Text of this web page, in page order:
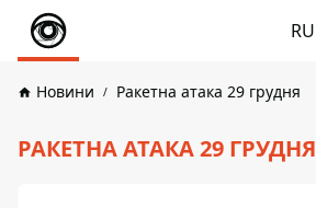
RU
Новини Ракетна атака 29 грудня
РАКЕТНА АТАКА 29 ГРУДНЯ